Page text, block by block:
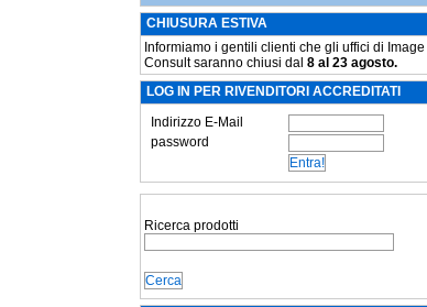
CHIUSURA ESTIVA
Informiamo i gentili clienti che gli uffici di Image
Consult saranno chiusi dal 8 al 23 agosto.
LOG IN PER RIVENDITORI ACCREDITATI
Indirizzo E-Mail
password
Ricerca prodotti